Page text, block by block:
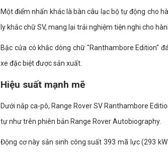
Một điểm nhấn khác là bàn câu lạc bộ tự động cho
ly khắc chữ SV, mang lại trải nghiệm tiện nghi cho
Bậc cửa có khắc dòng chữ "Ranthambore Edition"
xe đặc biệt được sản xuất.
Hiệu suất mạnh mẽ
Dưới nắp ca-pô, Range Rover SV Ranthambore
tự như trên phiên bản Range Rover Autobiography.
Động cơ này sản sinh công suất 393 mã lực (293